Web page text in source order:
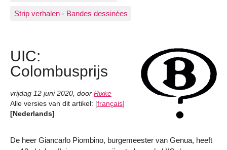
Strip verhalen - Bandes dessinées
UIC:
Colombusprijs
vrijdag 12 juni 2020, door Rixke
Alle versies van dit artikel: [français]
[Nederlands]
De heer Giancarlo Piombino, burgemeester van Genua, heeft